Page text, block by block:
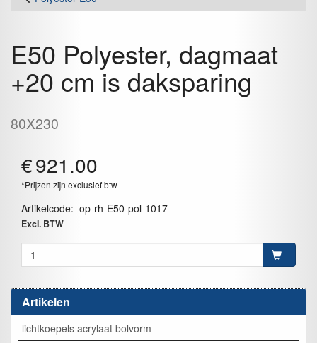
Artikelen
lichtkoepels acrylaat bolvorm
E50 Polyester, dagmaat
+20 cm is daksparing
80X230
€921.00
*Prijzen zijn exclusief btw
Artikelcode: op-rh-E50-pol-1017
Excl. BTW